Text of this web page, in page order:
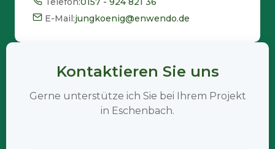
E-Mail:jungkoenig@enwendo.de
Kontaktieren Sie uns
Gerne unterstütze ich Sie bei Ihrem Projekt
in Eschenbach.